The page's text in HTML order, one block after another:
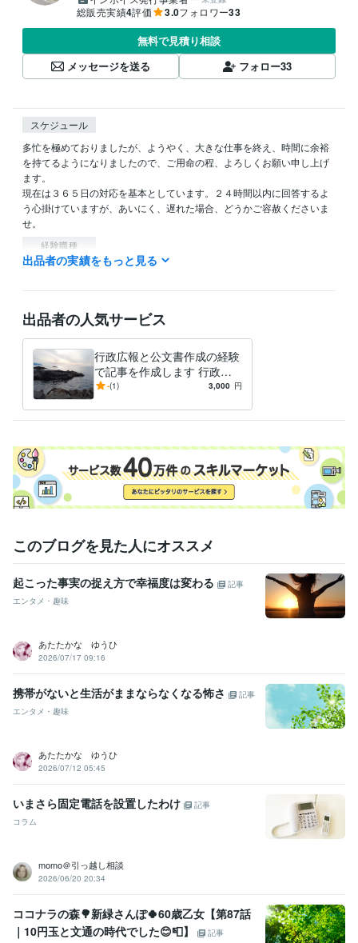
総販売実績4評価 3.0フォロワー33
無料で見積り相談
メッセージを送る
フォロー33
スケジュール
多忙を極めておりましたが、ようやく、大きな仕事を終え、時間に余裕
を持てるようになりましたので、ご用命の程、よろしくお願い申し上げ
ます。
現在は３６５日の対応を基本としています。２４時間以内に回答するよ
う心掛けていますが、あいにく、遅れた場合、どうかご容赦くださいま
せ。
経験職種
クリエイター / ライター・編集 経験年数 : 3年
管理 / 総務 経験年数 : 14年
事務・ビジネスサポート / 事務（一般事務）
ライフスタイル・その他 / 公務員
職歴
オフィス・イコアン 2021年6月 ~ 現在
ビジネス・クリエイティブツール
Excel:25年Google スプレッドシート:3年Word:25年
文章の校正:25年
得意分野
ライティング・翻訳 文章作成と校正。通知文や手紙の校正など。
出品者の実績をもっと見る
出品者の人気サービス
行政広報と公文書作成の経験
で記事を作成します 行政広
報と公文書作成の経験で記事
-(1) 3,000 円
このブログを見た人にオススメ
起こった事実の捉え方で幸福度は変わる
記事
エンタメ・趣味
あたたかな ゆうひ
2026/07/17 09:16
携帯がないと生活がままならなくなる怖さ
記事
エンタメ・趣味
あたたかな ゆうひ
2026/07/12 05:45
いまさら固定電話を設置したわけ
記事
コラム
momo＠引っ越し相談
2026/06/20 20:34
ココナラの森🌳新緑さんぽ🍀60歳乙女【第87話
｜10円玉と文通の時代でした😊📮】
記事